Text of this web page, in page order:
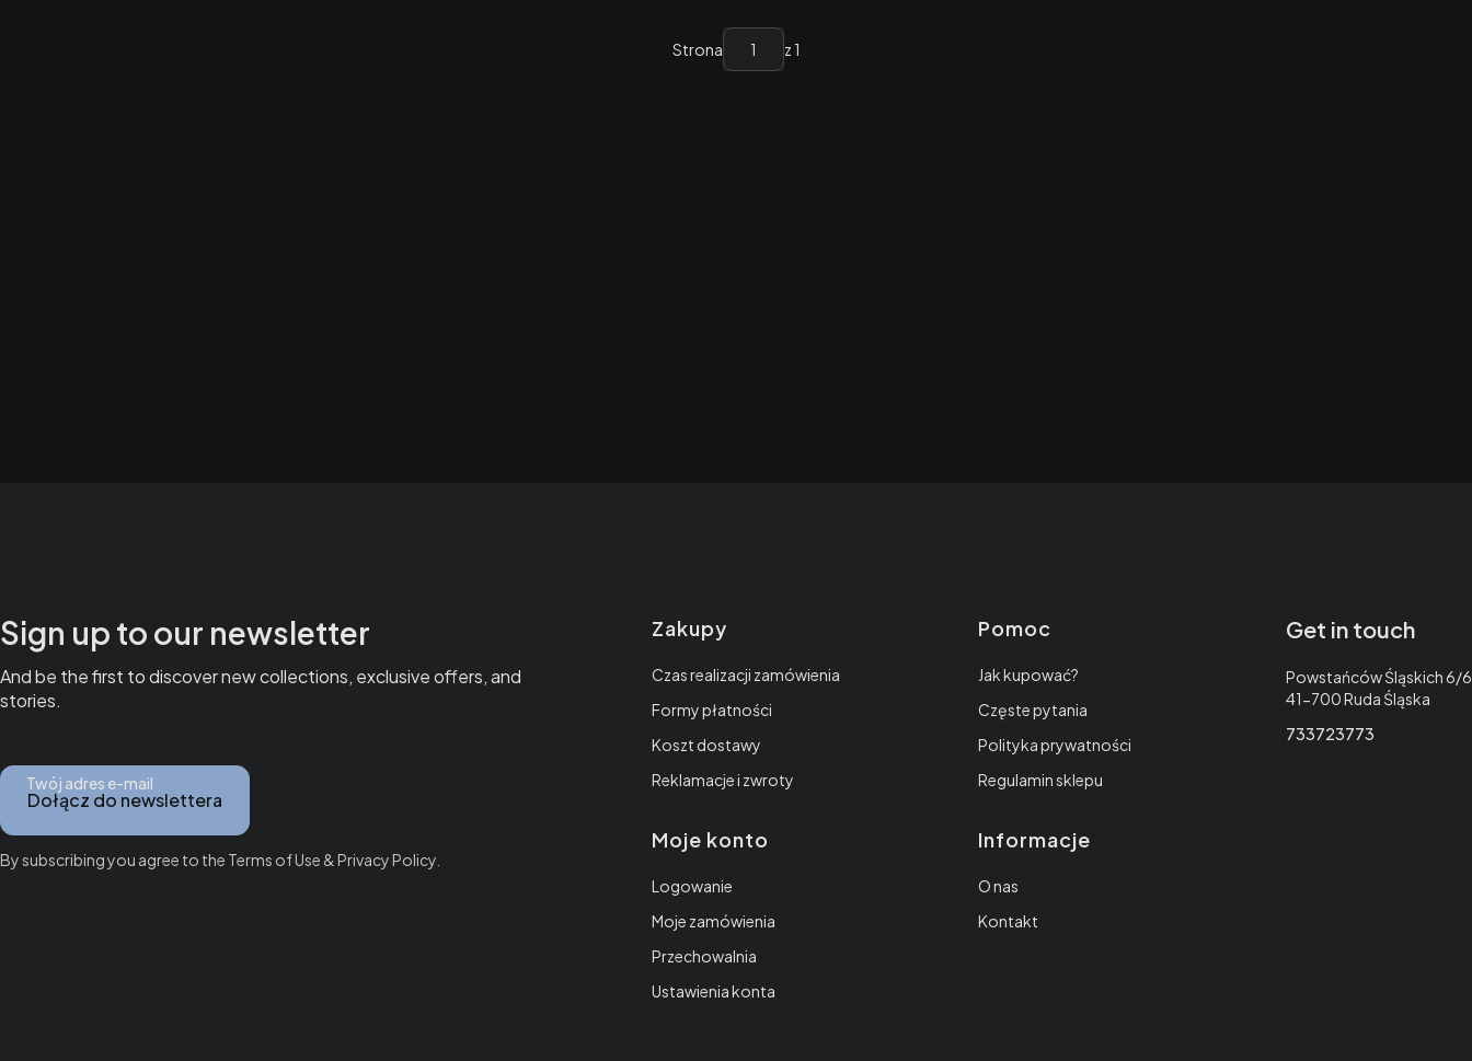
Strona z 1
Sign up to our newsletter
And be the first to discover new collections, exclusive offers, and
stories.
Twój adres e-mail
Dołącz do newslettera
By subscribing you agree to the Terms of Use & Privacy Policy.
Linki w stopce
Zakupy
Czas realizacji zamówienia
Formy płatności
Koszt dostawy
Reklamacje i zwroty
Pomoc
Jak kupować?
Częste pytania
Polityka prywatności
Regulamin sklepu
Moje konto
Logowanie
Moje zamówienia
Przechowalnia
Ustawienia konta
Informacje
O nas
Kontakt
Get in touch
Adres:
Powstańców Śląskich 6/6
41-700 Ruda Śląska
733723773